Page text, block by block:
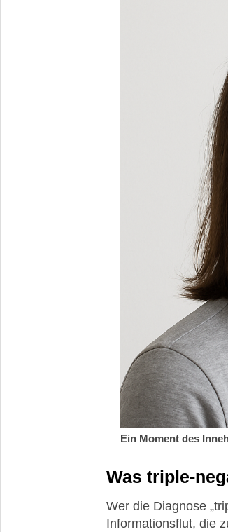
Ein Moment des
Was triple-
Wer die Diagnose
Informationsflut, die
Nebenwirkungen